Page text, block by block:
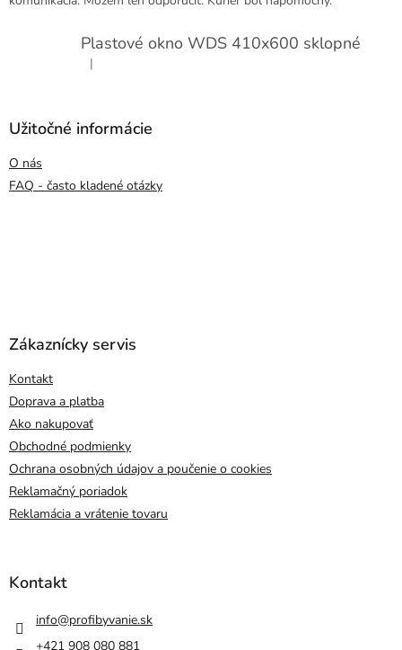
Plastové okno WDS 410x600 sklopné
Hodnotenie produktu je 5 z 5 hviezdičiek.
|
Užitočné informácie
O nás
FAQ - často kladené otázky
Zákaznícky servis
Kontakt
Doprava a platba
Ako nakupovať
Obchodné podmienky
Ochrana osobných údajov a poučenie o cookies
Reklamačný poriadok
Reklamácia a vrátenie tovaru
Kontakt
info@profibyvanie.sk
+421 908 080 881